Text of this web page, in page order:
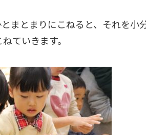
まとまりにこねると、それを小
ていきます。